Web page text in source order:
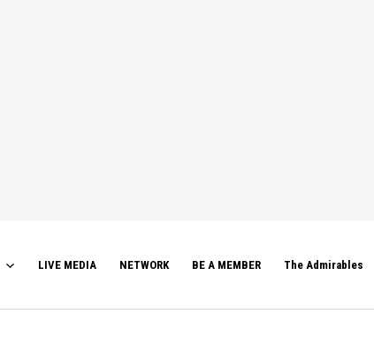
LIVE MEDIA NETWORK BE A MEMBER The Admirables